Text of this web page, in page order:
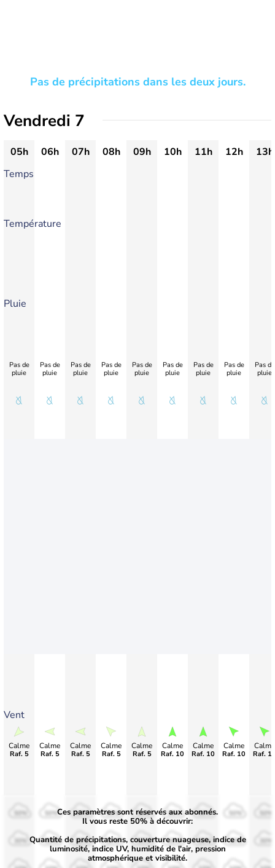
Pas de précipitations dans les deux jours.
Vendredi 7
05h 06h 07h 08h 09h 10h 11h 12h
13h
Temps
Température
Pluie
Vent
Pas de
pluie
Calme
Raf. 5
Pas de
pluie
Calme
Raf. 5
Pas de
pluie
Calme
Raf. 5
Pas de
pluie
Calme
Raf. 5
Pas de
pluie
Calme
Raf. 5
Pas de
pluie
Calme
Raf. 10
Pas de
pluie
Calme
Raf. 10
Pas de
pluie
Calme
Raf. 10
Pas de
pluie
Calme
Raf.
50%
30%
50%
30%
50%
30%
50%
30%
50%
30%
50%
30%
50%
30%
Ces paramètres sont réservés aux abonnés.
Il vous reste 50% à découvrir:
Quantité de précipitations, couverture nuageuse, indice de
luminosité, indice UV, humidité de l'air, pression
atmosphérique et visibilité.